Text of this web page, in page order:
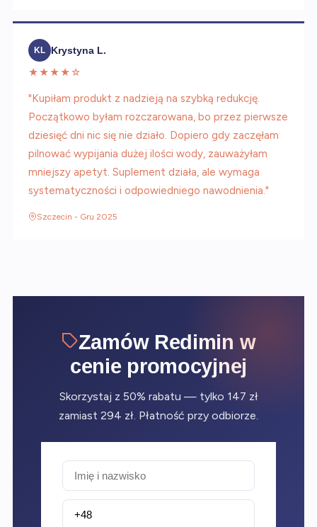
KL
Krystyna L.
★★★★☆
"Kupiłam produkt z nadzieją na szybką redukcję.
Początkowo byłam rozczarowana, bo przez pierwsze
dziesięć dni nic się nie działo. Dopiero gdy zaczęłam
pilnować wypijania dużej ilości wody, zauważyłam
mniejszy apetyt. Suplement działa, ale wymaga
systematyczności i odpowiedniego nawodnienia."
Szczecin - Gru 2025
Zamów Redimin w
cenie promocyjnej
Skorzystaj z 50% rabatu — tylko 147 zł
zamiast 294 zł. Płatność przy odbiorze.